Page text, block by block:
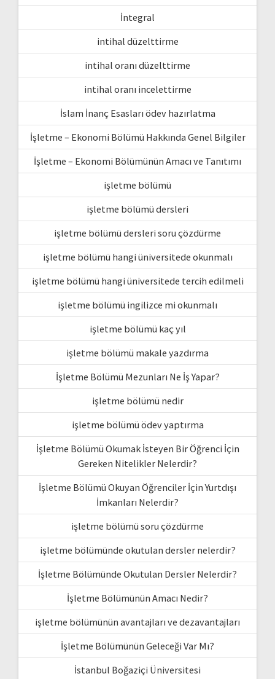
İntegral
intihal düzelttirme
intihal oranı düzelttirme
intihal oranı incelettirme
İslam İnanç Esasları ödev hazırlatma
İşletme – Ekonomi Bölümü Hakkında Genel Bilgiler
İşletme – Ekonomi Bölümünün Amacı ve Tanıtımı
işletme bölümü
işletme bölümü dersleri
işletme bölümü dersleri soru çözdürme
işletme bölümü hangi üniversitede okunmalı
işletme bölümü hangi üniversitede tercih edilmeli
işletme bölümü ingilizce mi okunmalı
işletme bölümü kaç yıl
işletme bölümü makale yazdırma
İşletme Bölümü Mezunları Ne İş Yapar?
işletme bölümü nedir
işletme bölümü ödev yaptırma
İşletme Bölümü Okumak İsteyen Bir Öğrenci İçin
Gereken Nitelikler Nelerdir?
İşletme Bölümü Okuyan Öğrenciler İçin Yurtdışı
İmkanları Nelerdir?
işletme bölümü soru çözdürme
işletme bölümünde okutulan dersler nelerdir?
İşletme Bölümünde Okutulan Dersler Nelerdir?
İşletme Bölümünün Amacı Nedir?
işletme bölümünün avantajları ve dezavantajları
İşletme Bölümünün Geleceği Var Mı?
İstanbul Boğaziçi Üniversitesi